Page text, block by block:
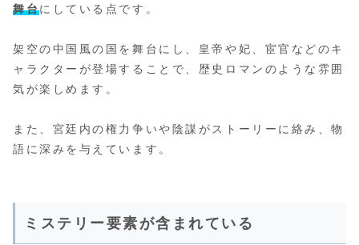
舞台にしている点です。
架空の中国風の国を舞台にし、皇帝や妃、宦官などのキ
ャラクターが登場することで、歴史ロマンのような雰囲
気が楽しめます。
また、宮廷内の権力争いや陰謀がストーリーに絡み、物
語に深みを与えています。
ミステリー要素が含まれている